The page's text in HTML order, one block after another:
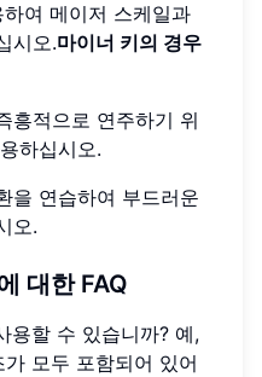
여 메이저 스케일과
시오.마이너 키의 경우
흥적으로 연주하기 위
하십시오.
을 연습하여 부드러운
오.
대한 FAQ
용할 수 있습니까? 예,
모두 포함되어 있어